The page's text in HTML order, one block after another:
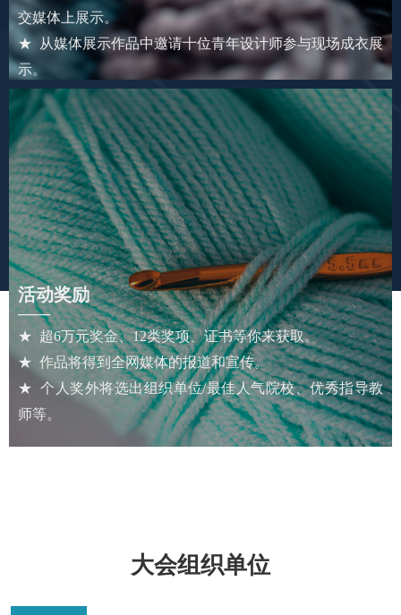
交媒体上展示。
★ 从媒体展示作品中邀请十位青年设计师参与现场成衣展
示。
活动奖励
——
★ 超6万元奖金、12类奖项、证书等你来获取。
★ 作品将得到全网媒体的报道和宣传。
★ 个人奖外将选出组织单位/最佳人气院校、优秀指导教
师等。
大会组织单位